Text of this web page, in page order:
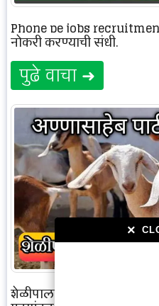
×
×
Phone pe jobs
नोकरी करण्याची संधी.
पुढे वाचा ➜
शेळीपालनासाठी अण्णासाहेब